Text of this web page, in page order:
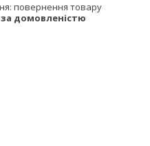
повернення товару
за домовленістю